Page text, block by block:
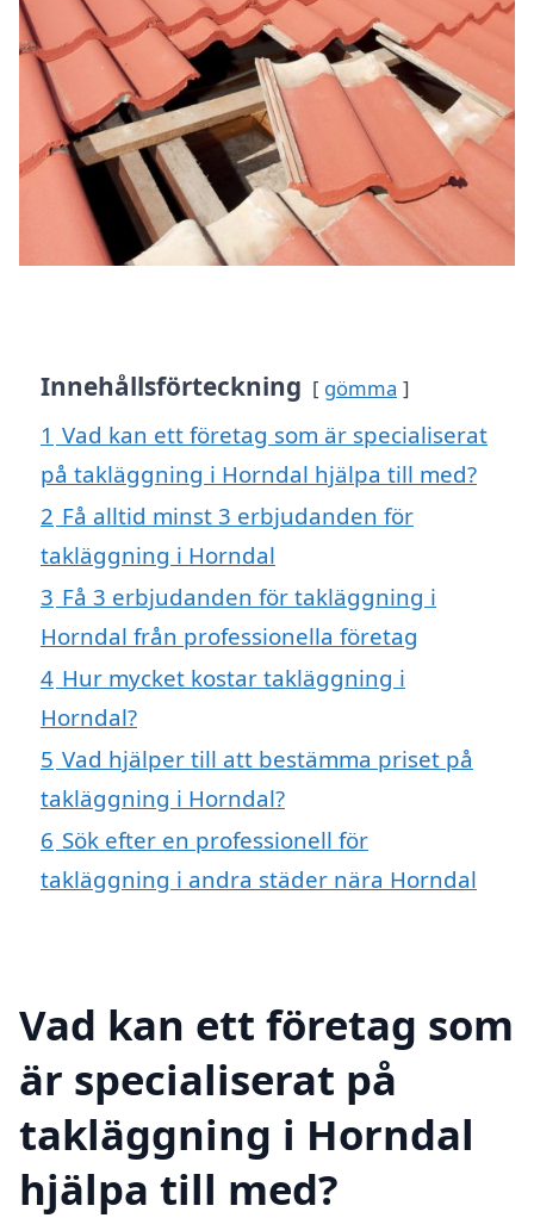
Innehållsförteckning gömma
1 Vad kan ett företag som är specialiserat
på takläggning i Horndal hjälpa till med?
2 Få alltid minst 3 erbjudanden för
takläggning i Horndal
3 Få 3 erbjudanden för takläggning i
Horndal från professionella företag
4 Hur mycket kostar takläggning i
Horndal?
5 Vad hjälper till att bestämma priset på
takläggning i Horndal?
6 Sök efter en professionell för
takläggning i andra städer nära Horndal
Vad kan ett företag som
är specialiserat på
takläggning i Horndal
hjälpa till med?